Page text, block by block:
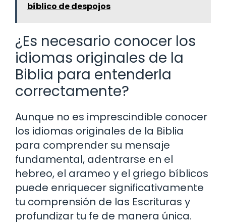
bíblico de despojos
¿Es necesario conocer los
idiomas originales de la
Biblia para entenderla
correctamente?
Aunque no es imprescindible conocer
los idiomas originales de la Biblia
para comprender su mensaje
fundamental, adentrarse en el
hebreo, el arameo y el griego bíblicos
puede enriquecer significativamente
tu comprensión de las Escrituras y
profundizar tu fe de manera única.